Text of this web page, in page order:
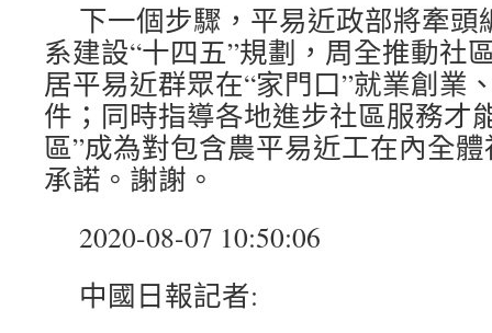
下一個步驟，平易近政部將牽
系建設“十四五”規劃，周全推動社
居平易近群眾在“家門口”就業創業
件；同時指導各地進步社區服務才
區”成為對包含農平易近工在內全
承諾。謝謝。
2020-08-07 10:50:06
中國日報記者: